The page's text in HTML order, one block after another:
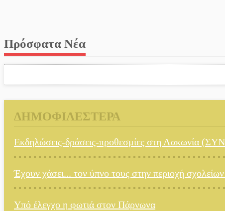
Πρόσφατα Νέα
ΔΗΜΟΦΙΛΕΣΤΕΡΑ
Εκδηλώσεις-δράσεις-προθεσμίες στη Λακωνία
Έχουν χάσει... τον ύπνο τους στην περιοχή
Υπό έλεγχο η φωτιά στον Πάρνωνα